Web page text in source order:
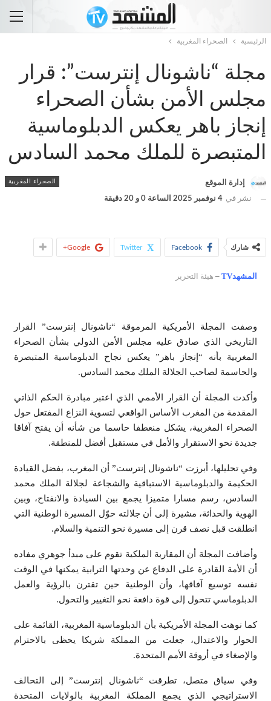
الرئيسية الصحراء المغربية
مجلة “ناشونال إنترست”: قرار
مجلس الأمن بشأن الصحراء
إنجاز باهر يعكس الدبلوماسية
المتبصرة للملك محمد السادس
الصحراء المغربية إدارة الموقع
نشر في 4 نوفمبر 2025 الساعة 0 و 20 دقيقة
شارك Facebook
Twitter
Google+
المشهدTV – هيئة التحرير
وصفت المجلة الأمريكية المرموقة “ناشونال إنترست” القرار
التاريخي الذي صادق عليه مجلس الأمن الدولي بشأن الصحراء
المغربية بأنه “إنجاز باهر” يعكس نجاح الدبلوماسية المتبصرة
والحاسمة لصاحب الجلالة الملك محمد السادس.
وأكدت المجلة أن القرار الأممي الذي اعتبر مبادرة الحكم الذاتي
المقدمة من المغرب الأساس الواقعي لتسوية النزاع المفتعل حول
الصحراء المغربية، يشكل منعطفا حاسما من شأنه أن يفتح آفاقا
جديدة نحو الاستقرار والأمل في مستقبل أفضل للمنطقة.
وفي تحليلها، أبرزت “ناشونال إنترست” أن المغرب، بفضل القيادة
الحكيمة والدبلوماسية الاستباقية والشجاعة لجلالة الملك محمد
السادس، رسم مسارا متميزا يجمع بين السيادة والانفتاح، وبين
الهوية والحداثة، مشيرة إلى أن جلالته حوّل المسيرة الوطنية التي
انطلقت قبل نصف قرن إلى مسيرة نحو التنمية والسلام.
وأضافت المجلة أن المقاربة الملكية تقوم على مبدأ جوهري مفاده
أن الأمة القادرة على الدفاع عن وحدتها الترابية يمكنها في الوقت
نفسه توسيع آفاقها، وأن الوطنية حين تقترن بالرؤية والعمل
الدبلوماسي تتحول إلى قوة دافعة نحو التغيير والتحول.
كما نوهت المجلة الأمريكية بأن الدبلوماسية المغربية، القائمة على
الحوار والاعتدال، جعلت من المملكة شريكا يحظى بالاحترام
والإصغاء في أروقة الأمم المتحدة.
وفي سياق متصل، تطرقت “ناشونال إنترست” إلى التحالف
الاستراتيجي الذي يجمع المملكة المغربية بالولايات المتحدة